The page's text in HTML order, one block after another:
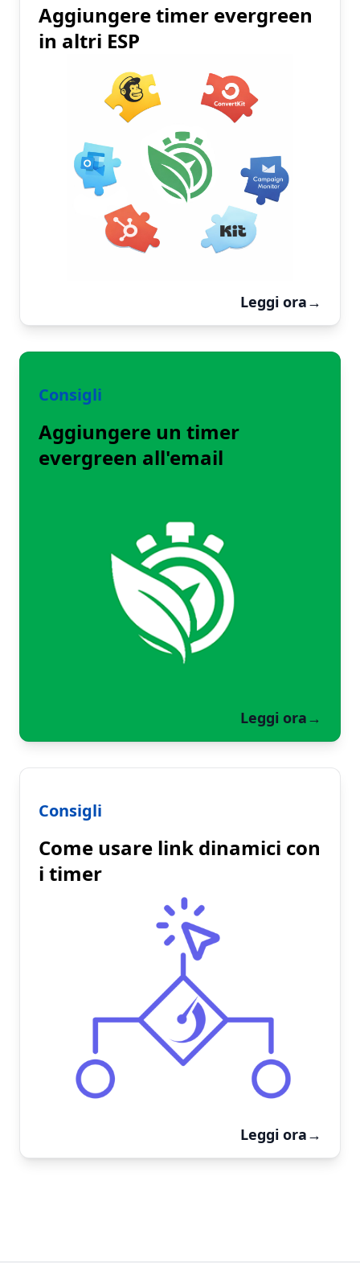
Aggiungere timer evergreen
in altri ESP
Leggi ora→
Consigli
Aggiungere un timer
evergreen all'email
Leggi ora→
Consigli
Come usare link dinamici con
i timer
Leggi ora→